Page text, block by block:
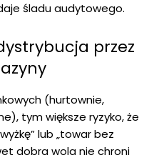
śladu audytowego.
przez
(hurtownie,
tym większe ryzyko, że
lub „towar bez
dobra wola nie chroni